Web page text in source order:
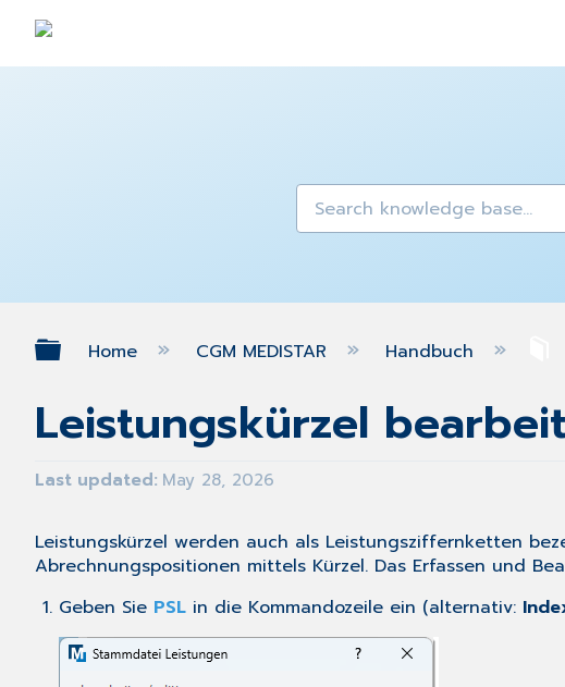
Expand/collapse global hierarchy
Home CGM MEDISTAR Handbuch
Leistungskürzel
Last updated May 28, 2026
Leistungskürzel werden auch als Leistungsziffernketten
Abrechnungspositionen mittels Kürzel. Das Erfassen und
Geben Sie PSL in die Kommandozeile ein (alternativ: